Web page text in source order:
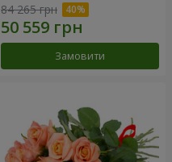
84 265 грн
Замовити